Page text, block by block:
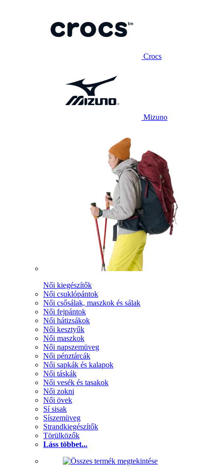
Crocs
Mizuno
Női kiegészítők
Női csuklópántok
Női csősálak, maszkok és sálak
Női fejpántok
Női hátizsákok
Női kesztyűk
Női maszkok
Női napszemüveg
Női pénztárcák
Női sapkák és kalapok
Női táskák
Női vesék és tasakok
Női zokni
Női övek
Sí sisak
Síszemüveg
Strandkiegészítők
Törülközők
Láss többet...